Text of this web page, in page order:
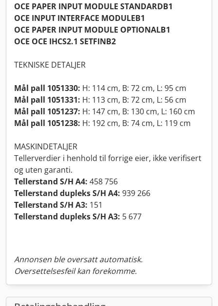
OCE PAPER INPUT MODULE STANDARDB1
OCE INPUT INTERFACE MODULEB1
OCE PAPER INPUT MODULE OPTIONALB1
OCE OCE IHCS2.1 SETFINB2
TEKNISKE DETALJER
Mål pall 1051330: H: 114 cm, B: 72 cm, L: 95 cm
Mål pall 1051331: H: 113 cm, B: 72 cm, L: 56 cm
Mål pall 1051237: H: 147 cm, B: 130 cm, L: 160 cm
Mål pall 1051238: H: 192 cm, B: 74 cm, L: 119 cm
MASKINDETALJER
Tellerverdier i henhold til forrige eier, ikke verifisert
og uten garanti.
Tellerstand S/H A4: 458 756
Tellerstand dupleks S/H A4: 939 266
Tellerstand S/H A3: 151
Tellerstand dupleks S/H A3: 5 677
Annonsen ble oversatt automatisk.
Oversettelsesfeil kan forekomme.